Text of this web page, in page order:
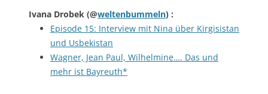
Ivana Drobek (@weltenbummeln) :
Episode 15: Interview mit Nina über Kirgisistan
und Usbekistan
Wagner, Jean Paul, Wilhelmine…. Das und
mehr ist Bayreuth*